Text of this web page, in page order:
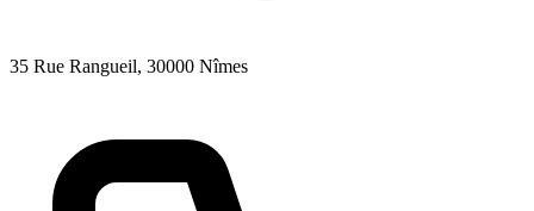
35 Rue Rangueil, 30000 Nîmes